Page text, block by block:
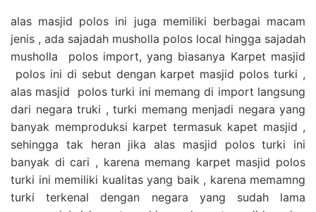
alas masjid polos ini juga memiliki berbagai macam
jenis , ada sajadah musholla polos local hingga sajadah
musholla polos import, yang biasanya Karpet masjid
polos ini di sebut dengan karpet masjid polos turki ,
alas masjid polos turki ini memang di import langsung
dari negara truki , turki memang menjadi negara yang
banyak memproduksi karpet termasuk kapet masjid ,
sehingga tak heran jika alas masjid polos turki ini
banyak di cari , karena memang karpet masjid polos
turki ini memiliki kualitas yang baik , karena memamng
turki terkenal dengan negara yang sudah lama